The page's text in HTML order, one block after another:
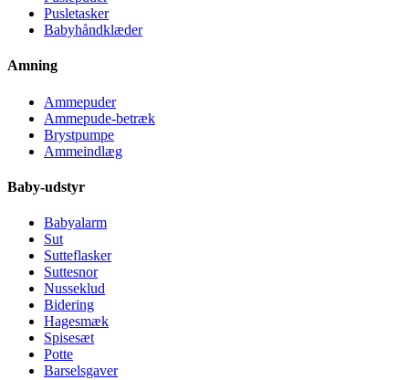
Pusletasker
Babyhåndklæder
Amning
Ammepuder
Ammepude-betræk
Brystpumpe
Ammeindlæg
Baby-udstyr
Babyalarm
Sut
Sutteflasker
Suttesnor
Nusseklud
Bidering
Hagesmæk
Spisesæt
Potte
Barselsgaver